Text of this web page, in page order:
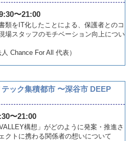
〜21:00
類をIT化したことによる、保護者とのコ
場スタッフのモチベーション向上につい
Chance For All 代表）
ック集積都市 〜深谷市 DEEP
〜21:00
構想」がどのように発案・推進さ
クトに携わる関係者の想いについて